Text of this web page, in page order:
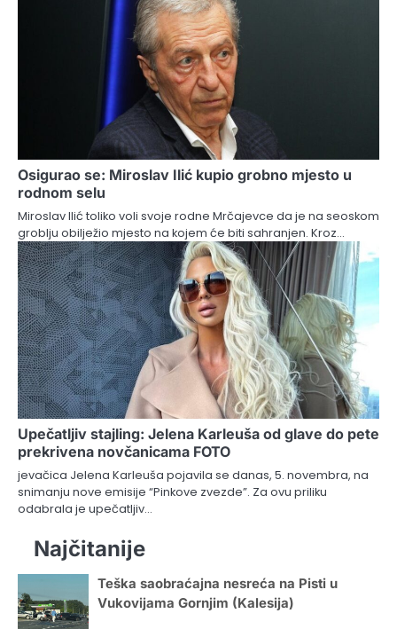
Osigurao se: Miroslav Ilić kupio grobno mjesto u
rodnom selu
Miroslav Ilić toliko voli svoje rodne Mrčajevce da je na seoskom
groblju obilježio mjesto na kojem će biti sahranjen. Kroz…
Upečatljiv stajling: Jelena Karleuša od glave do pete
prekrivena novčanicama FOTO
jevačica Jelena Karleuša pojavila se danas, 5. novembra, na
snimanju nove emisije “Pinkove zvezde”. Za ovu priliku
odabrala je upečatljiv…
Najčitanije
Teška saobraćajna nesreća na Pisti u
Vukovijama Gornjim (Kalesija)